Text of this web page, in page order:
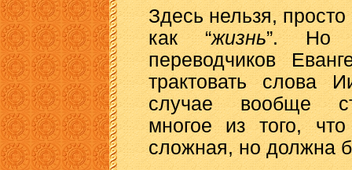
Здесь нельзя,
как “жизнь”. Но
переводчиков
трактовать слова
случае вообще
многое из того,
сложная, но должна